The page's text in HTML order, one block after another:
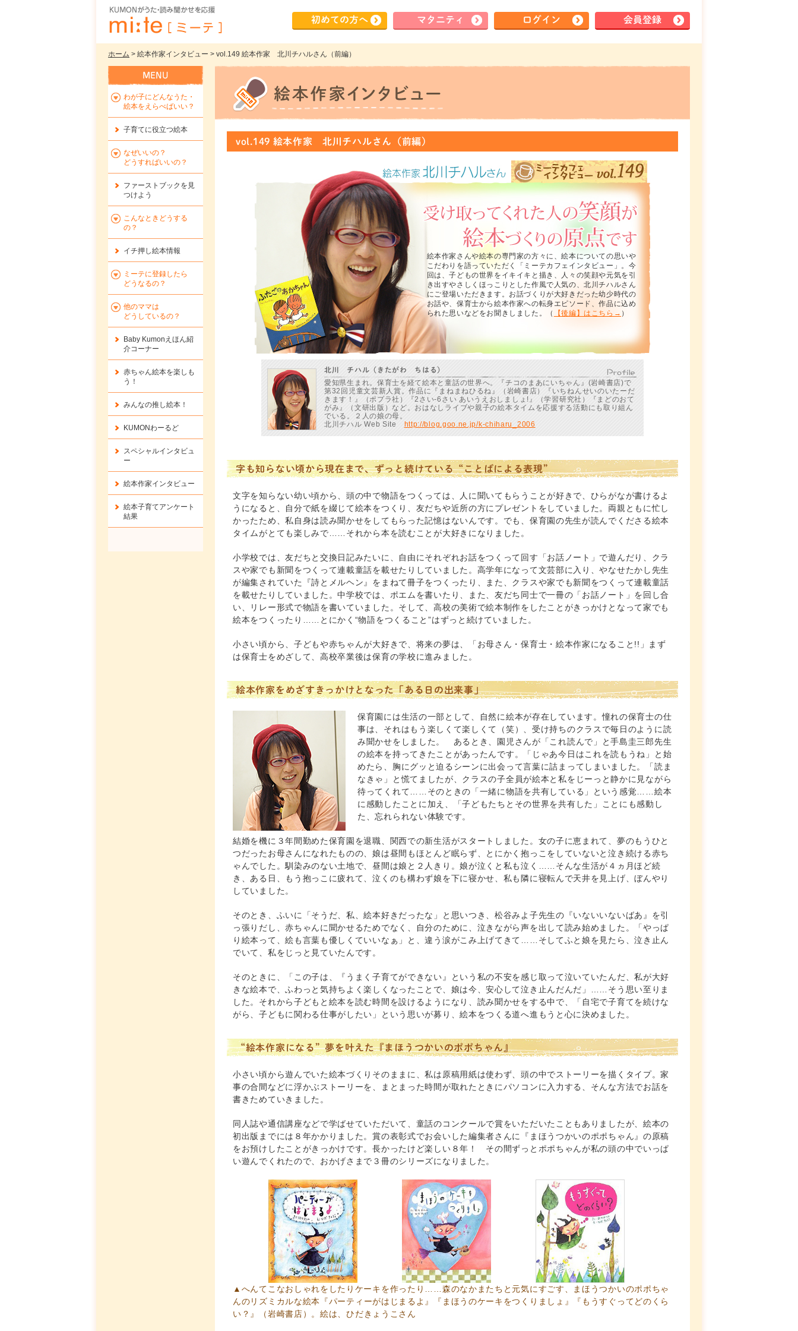
初めての方へ マタ ニティ ログイン 会員登録
ホーム > 絵本作家インタビュー > vol.149 絵本作家 北川チハルさん（前編）
vol.149 絵本作家 北川チハルさん（前編）
絵本作家さんや絵本の専門家の方々に、絵本についての思いや
こだわりを語っていただく「ミーテカフェインタビュー」。今
回は、子どもの世界をイキイキと描き、人々の笑顔や元気を引
き出すやさしくほっこりとした作風で人気の、北川チハルさん
にご登場いただきます。お話づくりが大好きだった幼少時代の
お話や、保育士から絵本作家への転身エピソード、作品に込め
られた思いなどをお聞きしました。（
【後編】はこちら→ ）
北川 チハル（きたがわ ちはる）
愛知県生まれ。保育士を経て絵本と童話の世界へ。『チコのまあにいちゃん』(岩崎書店)で
第32回児童文芸新人賞。作品に『まねまねひるね』（岩崎書店）『いちねんせいのいたーだ
きます！』（ポプラ社）『2さい‐6さい あいうえおしましょ!』（学習研究社）『まどのおて
がみ』（文研出版）など。おはなしライブや親子の絵本タイムを応援する活動にも取り組ん
でいる。２人の娘の母。
北川チハル Web Site
http://blog.goo.ne.jp/k-chiharu_2006
字も知らない頃から現在まで、ずっと続けている“ことばによる表現”
文字を知らない幼い頃から、頭の中で物語をつくっては、人に聞いてもらうことが好きで、ひらがなが書けるよ
うになると、自分で紙を綴じて絵本をつくり、友だちや近所の方にプレゼントをしていました。両親ともに忙し
かったため、私自身は読み聞かせをしてもらった記憶はないんです。でも、保育園の先生が読んでくださる絵本
タイムがとても楽しみで……それから本を読むことが大好きになりました。
小学校では、友だちと交換日記みたいに、自由にそれぞれお話をつくって回す「お話ノート」で遊んだり、クラ
スや家でも新聞をつくって連載童話を載せたりしていました。高学年になって文芸部に入り、やなせたかし先生
が編集されていた『詩とメルヘン』をまねて冊子をつくったり、また、クラスや家でも新聞をつくって連載童話
を載せたりしていました。中学校では、ポエムを書いたり、また、友だち同士で一冊の「お話ノート」を回し合
い、リレー形式で物語を書いていました。そして、高校の美術で絵本制作をしたことがきっかけとなって家でも
絵本をつくったり……とにかく“物語をつくること”はずっと続けていました。
小さい頃から、子どもや赤ちゃんが大好きで、将来の夢は、「お母さん・保育士・絵本作家になること!!」まず
は保育士をめざして、高校卒業後は保育の学校に進みました。
絵本作家をめざすきっかけとなった「ある日の出来事」
保育園には生活の一部として、自然に絵本が存在しています。憧れの保育士の仕
事は、それはもう楽しくて楽しくて（笑）、受け持ちのクラスで毎日のように読
み聞かせをしました。 あるとき、園児さんが「これ読んで」と手島圭三郎先生
の絵本を持ってきたことがあったんです。「じゃあ今日はこれを読もうね」と始
めたら、胸にグッと迫るシーンに出会って言葉に詰まってしまいました。「読ま
なきゃ」と慌てましたが、クラスの子全員が絵本と私をじーっと静かに見ながら
待ってくれて……そのときの「一緒に物語を共有している」という感覚……絵本
に感動したことに加え、「子どもたちとその世界を共有した」ことにも感動し
た、忘れられない体験です。
結婚を機に３年間勤めた保育園を退職、関西での新生活がスタートしました。女の子に恵まれて、夢のもうひと
つだったお母さんになれたものの、娘は昼間もほとんど眠らず、とにかく抱っこをしていないと泣き続ける赤ち
ゃんでした。馴染みのない土地で、昼間は娘と２人きり。娘が泣くと私も泣く……そんな生活が４ヵ月ほど続
き、ある日、もう抱っこに疲れて、泣くのも構わず娘を下に寝かせ、私も隣に寝転んで天井を見上げ、ぼんやり
していました。
そのとき、ふいに「そうだ、私、絵本好きだったな」と思いつき、松谷みよ子先生の『いないいないばあ』を引
っ張りだし、赤ちゃんに聞かせるためでなく、自分のために、泣きながら声を出して読み始めました。「やっぱ
り絵本って、絵も言葉も優しくていいなぁ」と、違う涙がこみ上げてきて……そしてふと娘を見たら、泣き止ん
でいて、私をじっと見ていたんです。
そのときに、「この子は、『うまく子育てができない』という私の不安を感じ取って泣いていたんだ、私が大好
きな絵本で、ふわっと気持ちよく楽しくなったことで、娘は今、安心して泣き止んだんだ」……そう思い至りま
した。それから子どもと絵本を読む時間を設けるようになり、読み聞かせをする中で、「自宅で子育てを続けな
がら、子どもに関わる仕事がしたい」という思いが募り、絵本をつくる道へ進もうと心に決めました。
“絵本作家になる”夢を叶えた『まほうつかいのポポちゃん』
小さい頃から遊んでいた絵本づくりそのままに、私は原稿用紙は使わず、頭の中でストーリーを描くタイプ。家
事の合間などに浮かぶストーリーを、まとまった時間が取れたときにパソコンに入力する、そんな方法でお話を
書きためていきました。
同人誌や通信講座などで学ばせていただいて、童話のコンクールで賞をいただいたこともありましたが、絵本の
初出版までには８年かかりました。賞の表彰式でお会いした編集者さんに『まほうつかいのポポちゃん』の原稿
をお預けしたことがきっかけです。長かったけど楽しい８年！ その間ずっとポポちゃんが私の頭の中でいっぱ
い遊んでくれたので、おかげさまで３冊のシリーズになりました。
▲へんてこなおしゃれをしたりケーキを作ったり……森のなかまたちと元気にすごす、まほうつかいのポポちゃ
んのリズミカルな絵本
『パーティーがはじまるよ』 『まほうのケーキをつくりましょ』
『もうすぐってどのくら
い？』
（岩崎書店）。絵は、ひだきょうこさん
わが子にどんなうた・
絵本をえらべばいい？
子育てに役立つ絵本
なぜいいの？
どうすればいいの？
ファーストブックを 見
つけよう
こんなときどうする
の？
イチ押し絵本情報
ミーテに登録したら
どうなるの？
他のママは
どうしているの？
Baby Kumonえほん紹
介コーナー
赤ちゃん絵本を楽しも
う！
みんなの推し絵本！
KUMONわーるど
スペシャルインタビュ
ー
絵本作家インタビュー
絵本子育てアンケート
結果